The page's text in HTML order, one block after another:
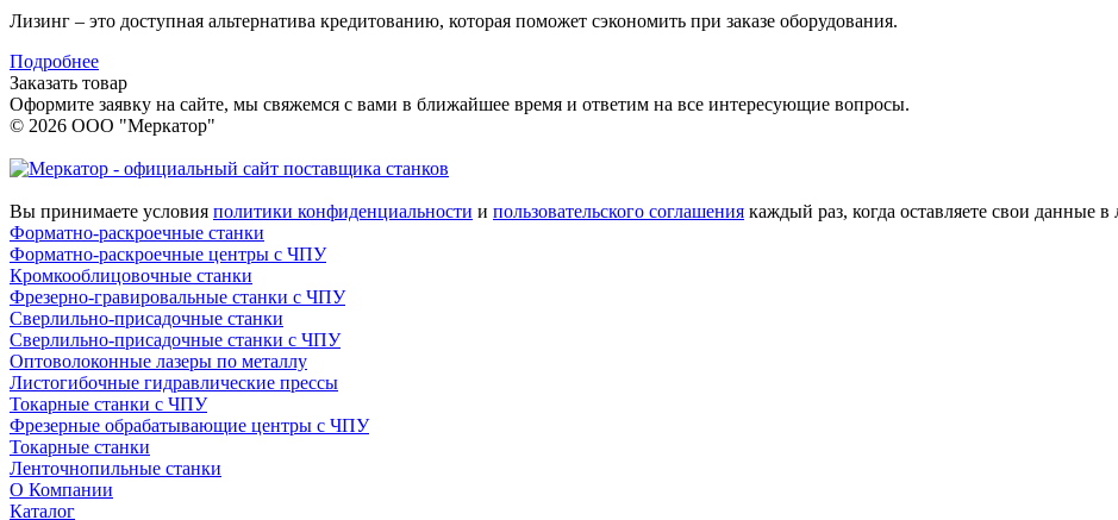
Лизинг – это доступная альтернатива кредитованию, которая поможет сэкономить при заказе оборудования.
Подробнее
Заказать товар
Оформите заявку на сайте, мы свяжемся с вами в ближайшее время и ответим на все интересующие вопросы.
© 2026 ООО "Меркатор"
Вы принимаете условия политики конфиденциальности и пользовательского соглашения каждый раз, когда оставляете свои данные
Форматно-раскроечные станки
Форматно-раскроечные центры с ЧПУ
Кромкооблицовочные cтанки
Фрезерно-гравировальные станки с ЧПУ
Сверлильно-присадочные станки
Сверлильно-присадочные станки с ЧПУ
Оптоволоконные лазеры по металлу
Листогибочные гидравлические прессы
Токарные станки с ЧПУ
Фрезерные обрабатывающие центры с ЧПУ
Токарные станки
Ленточнопильные станки
О Компании
Каталог